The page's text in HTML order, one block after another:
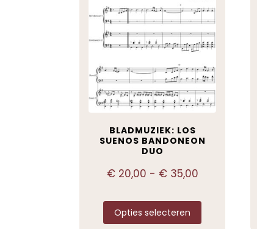
BLADMUZIEK: LOS
SUENOS BANDONEON
DUO
€20,00 - €35,00
Opties selecteren